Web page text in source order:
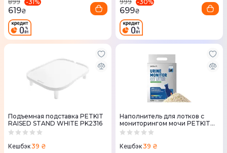
899
-31%
619₴
999
-30%
699₴
Подъемная подставка PETKIT
RAISED STAND WHITE PK2316
Кешбэк39 ₴
Наполнитель для лотков с
мониторингом мочи PETKIT
PKCL10
Кешбэк39 ₴